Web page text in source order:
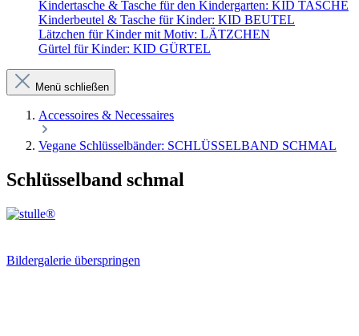
Kindertasche & Tasche für den Kindergarten: KID TASCHE
Kinderbeutel & Tasche für Kinder: KID BEUTEL
Lätzchen für Kinder mit Motiv: LÄTZCHEN
Gürtel für Kinder: KID GÜRTEL
Menü schließen
Accessoires & Necessaires
Vegane Schlüsselbänder: SCHLÜSSELBAND SCHMAL
Schlüsselband schmal
Bildergalerie überspringen